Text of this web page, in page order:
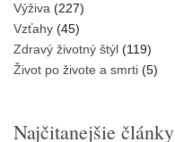
Výživa (227)
Vzťahy (45)
Zdravý životný štýl (119)
Život po živote a smrti (5)
Najčitanejšie články